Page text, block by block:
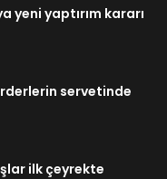
yeni yaptırım kararı
servetinde
ilk çeyrekte